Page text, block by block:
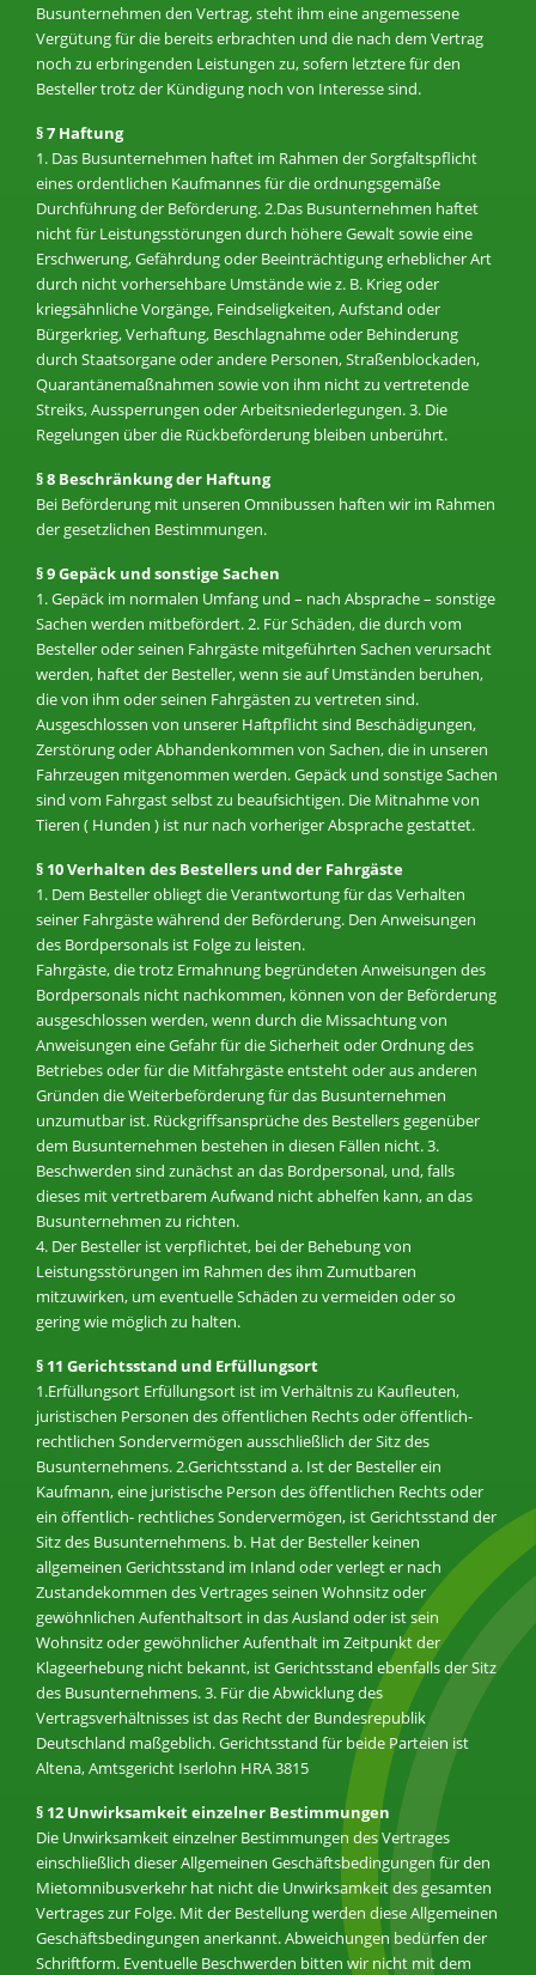
Busunternehmen den Vertrag, steht ihm eine angemessene
Vergütung für die bereits erbrachten und die nach dem Vertrag
noch zu erbringenden Leistungen zu, sofern letztere für den
Besteller trotz der Kündigung noch von Interesse sind.
§ 7 Haftung
1. Das Busunternehmen haftet im Rahmen der Sorgfaltspflicht
eines ordentlichen Kaufmannes für die ordnungsgemäße
Durchführung der Beförderung. 2.Das Busunternehmen haftet
nicht für Leistungsstörungen durch höhere Gewalt sowie eine
Erschwerung, Gefährdung oder Beeinträchtigung erheblicher Art
durch nicht vorhersehbare Umstände wie z. B. Krieg oder
kriegsähnliche Vorgänge, Feindseligkeiten, Aufstand oder
Bürgerkrieg, Verhaftung, Beschlagnahme oder Behinderung
durch Staatsorgane oder andere Personen, Straßenblockaden,
Quarantänemaßnahmen sowie von ihm nicht zu vertretende
Streiks, Aussperrungen oder Arbeitsniederlegungen. 3. Die
Regelungen über die Rückbeförderung bleiben unberührt.
§ 8 Beschränkung der Haftung
Bei Beförderung mit unseren Omnibussen haften wir im Rahmen
der gesetzlichen Bestimmungen.
§ 9 Gepäck und sonstige Sachen
1. Gepäck im normalen Umfang und – nach Absprache – sonstige
Sachen werden mitbefördert. 2. Für Schäden, die durch vom
Besteller oder seinen Fahrgäste mitgeführten Sachen verursacht
werden, haftet der Besteller, wenn sie auf Umständen beruhen,
die von ihm oder seinen Fahrgästen zu vertreten sind.
Ausgeschlossen von unserer Haftpflicht sind Beschädigungen,
Zerstörung oder Abhandenkommen von Sachen, die in unseren
Fahrzeugen mitgenommen werden. Gepäck und sonstige Sachen
sind vom Fahrgast selbst zu beaufsichtigen. Die Mitnahme von
Tieren ( Hunden ) ist nur nach vorheriger Absprache gestattet.
§ 10 Verhalten des Bestellers und der Fahrgäste
1. Dem Besteller obliegt die Verantwortung für das Verhalten
seiner Fahrgäste während der Beförderung. Den Anweisungen
des Bordpersonals ist Folge zu leisten.
Fahrgäste, die trotz Ermahnung begründeten Anweisungen des
Bordpersonals nicht nachkommen, können von der Beförderung
ausgeschlossen werden, wenn durch die Missachtung von
Anweisungen eine Gefahr für die Sicherheit oder Ordnung des
Betriebes oder für die Mitfahrgäste entsteht oder aus anderen
Gründen die Weiterbeförderung für das Busunternehmen
unzumutbar ist. Rückgriffsansprüche des Bestellers gegenüber
dem Busunternehmen bestehen in diesen Fällen nicht. 3.
Beschwerden sind zunächst an das Bordpersonal, und, falls
dieses mit vertretbarem Aufwand nicht abhelfen kann, an das
Busunternehmen zu richten.
4. Der Besteller ist verpflichtet, bei der Behebung von
Leistungsstörungen im Rahmen des ihm Zumutbaren
mitzuwirken, um eventuelle Schäden zu vermeiden oder so
gering wie möglich zu halten.
§ 11 Gerichtsstand und Erfüllungsort
1.Erfüllungsort Erfüllungsort ist im Verhältnis zu Kaufleuten,
juristischen Personen des öffentlichen Rechts oder öffentlich-
rechtlichen Sondervermögen ausschließlich der Sitz des
Busunternehmens. 2.Gerichtsstand a. Ist der Besteller ein
Kaufmann, eine juristische Person des öffentlichen Rechts oder
ein öffentlich- rechtliches Sondervermögen, ist Gerichtsstand der
Sitz des Busunternehmens. b. Hat der Besteller keinen
allgemeinen Gerichtsstand im Inland oder verlegt er nach
Zustandekommen des Vertrages seinen Wohnsitz oder
gewöhnlichen Aufenthaltsort in das Ausland oder ist sein
Wohnsitz oder gewöhnlicher Aufenthalt im Zeitpunkt der
Klageerhebung nicht bekannt, ist Gerichtsstand ebenfalls der Sitz
des Busunternehmens. 3. Für die Abwicklung des
Vertragsverhältnisses ist das Recht der Bundesrepublik
Deutschland maßgeblich. Gerichtsstand für beide Parteien ist
Altena, Amtsgericht Iserlohn HRA 3815
§ 12 Unwirksamkeit einzelner Bestimmungen
Die Unwirksamkeit einzelner Bestimmungen des Vertrages
einschließlich dieser Allgemeinen Geschäftsbedingungen für den
Mietomnibusverkehr hat nicht die Unwirksamkeit des gesamten
Vertrages zur Folge. Mit der Bestellung werden diese Allgemeinen
Geschäftsbedingungen anerkannt. Abweichungen bedürfen der
Schriftform. Eventuelle Beschwerden bitten wir nicht mit dem